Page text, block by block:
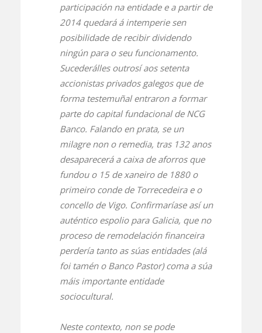
participación na entidade e a partir de
2014 quedará á intemperie sen
posibilidade de recibir dividendo
ningún para o seu funcionamento.
Sucederálles outrosí aos setenta
accionistas privados galegos que de
forma testemuñal entraron a formar
parte do capital fundacional de NCG
Banco. Falando en prata, se un
milagre non o remedia, tras 132 anos
desaparecerá a caixa de aforros que
fundou o 15 de xaneiro de 1880 o
primeiro conde de Torrecedeira e o
concello de Vigo. Confirmaríase así un
auténtico espolio para Galicia, que no
proceso de remodelación financeira
perdería tanto as súas entidades (alá
foi tamén o Banco Pastor) coma a súa
máis importante entidade
sociocultural.
Neste contexto, non se pode